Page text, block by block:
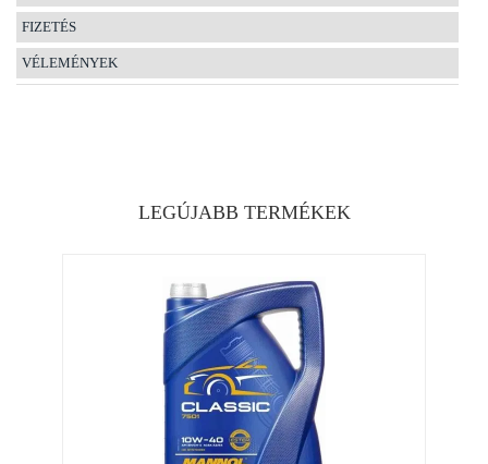
FIZETÉS
VÉLEMÉNYEK
LEGÚJABB TERMÉKEK